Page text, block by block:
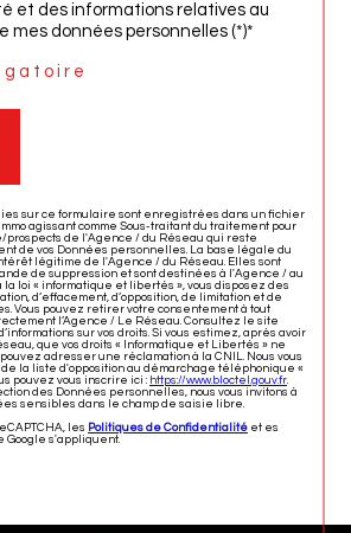
et des informations relatives au
mes données personnelles (*)*
sur ce formulaire sont enregistrées dans un fichier
agissant comme Sous-traitant du traitement pour
prospects de l'Agence / du Réseau qui reste
de vos Données personnelles. La base légale du
légitime de l'Agence / du Réseau. Elles sont
de suppression et sont destinées à l'Agence / au
la loi « informatique et libertés », vous disposez des
d’effacement, d’opposition, de limitation et de
Vous pouvez retirer votre consentement à tout
l’Agence / Le Réseau. Consultez le site
sur vos droits. Si vous estimez, après avoir
que vos droits « Informatique et Libertés » ne
adresser une réclamation à la CNIL. Nous vous
de la liste d'opposition au démarchage téléphonique «
pouvez vous inscrire ici : https://www.bloctel.gouv.fr
des Données personnelles, nous vous invitons à
sensibles dans le champ de saisie libre.
les Politiques de Confidentialité et es
Google s'appliquent.